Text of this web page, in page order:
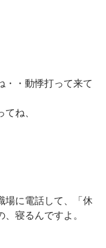
・・動悸打って来て
ね、
場に電話して、「休
寝るんですよ。